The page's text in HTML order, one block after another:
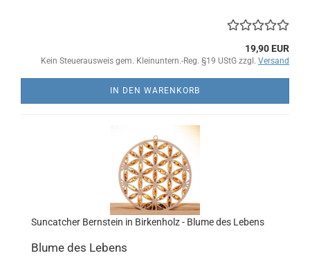
19,90 EUR
Kein Steuerausweis gem. Kleinuntern.-Reg. §19 UStG zzgl. Versand
IN DEN WARENKORB
Suncatcher Bernstein in Birkenholz - Blume des Lebens
Blume des Lebens